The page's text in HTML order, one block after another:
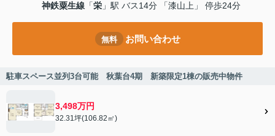
神鉄粟生線 「栄 」駅 バス14分 「漆山上」 停歩24分
無料 お問い合わせ
駐車スペース並列3台可能 秋葉台4期 新築限定1棟の販売中物件
3,498万円
32.31坪(106.82㎡)